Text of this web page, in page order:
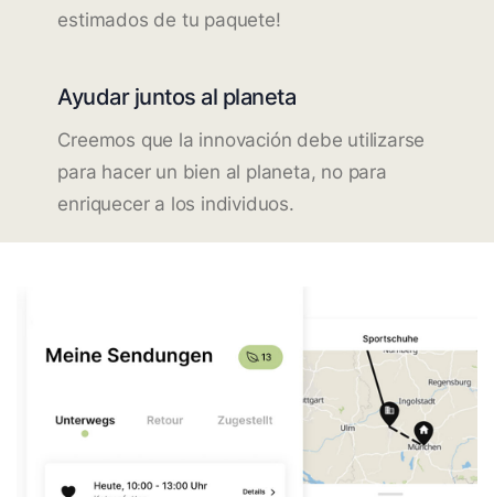
estimados de tu paquete!
Ayudar juntos al planeta
Creemos que la innovación debe utilizarse
para hacer un bien al planeta, no para
enriquecer a los individuos.